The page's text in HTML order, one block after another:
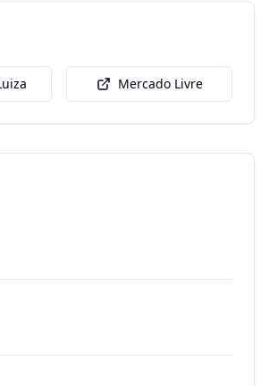
Mercado Livre